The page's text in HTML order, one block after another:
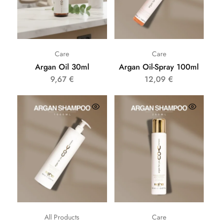
Care
Argan Oil 30ml
9,67 €
Care
Argan Oil-Spray 100ml
12,09€
All Products Care